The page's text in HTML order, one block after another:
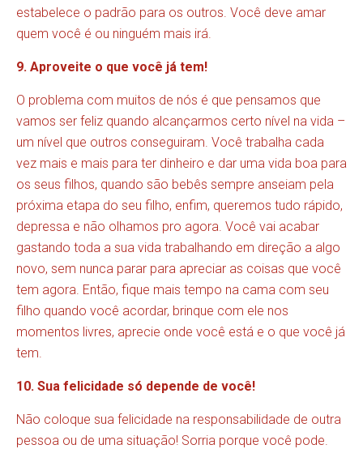
estabelece o padrão para os outros. Você deve amar
quem você é ou ninguém mais irá.
9. Aproveite o que você já tem!
O problema com muitos de nós é que pensamos que
vamos ser feliz quando alcançarmos certo nível na vida –
um nível que outros conseguiram. Você trabalha cada
vez mais e mais para ter dinheiro e dar uma vida boa para
os seus filhos, quando são bebês sempre anseiam pela
próxima etapa do seu filho, enfim, queremos tudo rápido,
depressa e não olhamos pro agora. Você vai acabar
gastando toda a sua vida trabalhando em direção a algo
novo, sem nunca parar para apreciar as coisas que você
tem agora. Então, fique mais tempo na cama com seu
filho quando você acordar, brinque com ele nos
momentos livres, aprecie onde você está e o que você já
tem.
10. Sua felicidade só depende de você!
Não coloque sua felicidade na responsabilidade de outra
pessoa ou de uma situação! Sorria porque você pode.